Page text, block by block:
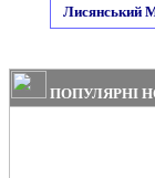
Лисянський
ПОПУЛЯРНІ